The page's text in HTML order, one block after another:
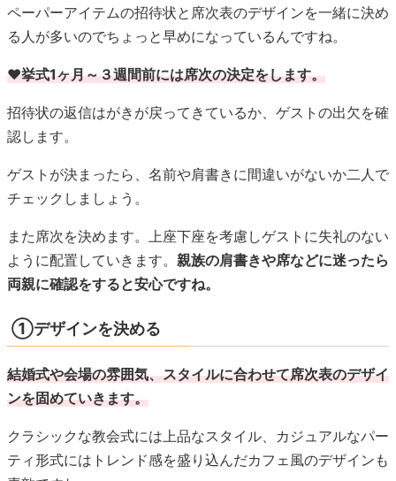
ゲストが決まったら、名前や肩書きに間違いがないか二人で
チェックしましょう。
また席次を決めます。上座下座を考慮しゲストに失礼のない
両親に確認をすると安心ですね。
①デザインを決める
結婚式や会場の雰囲気、スタイルに合わせて席次表のデザイ
ンを固めていきます。
クラシックな教会式には上品なスタイル、カジュアルなパー
ティ形式にはトレンド感を盛り込んだカフェ風のデザインも
素敵ですね。
ト」やミニマルなデザインに合わせて「ゴールドのポイント
使い」などが人気。
ペーパーアイテムはトレンドを取り入れやすいのが特徴で
す。 挙式のタイミングに合わせて季節感を取り入れたものな